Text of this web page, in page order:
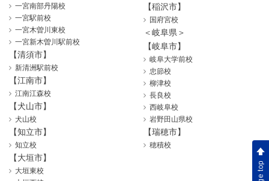
一宮南部丹陽校
一宮駅前校
一宮木曽川東校
一宮新木曽川駅前校
【清須市】
新清洲駅前校
【江南市】
江南江森校
【犬山市】
犬山校
【知立市】
知立校
【稲沢市】
国府宮校
＜岐阜県＞
【岐阜市】
岐阜大学前校
忠節校
柳津校
長良校
西岐阜校
岩野田山県校
【瑞穂市】
穂積校
【大垣市】
大垣東校